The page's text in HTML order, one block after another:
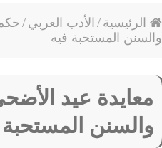
الرئيسية / الأدب العربي /
والسنن المستحبة فيه
معايدة عيد
والسنن المستحبة